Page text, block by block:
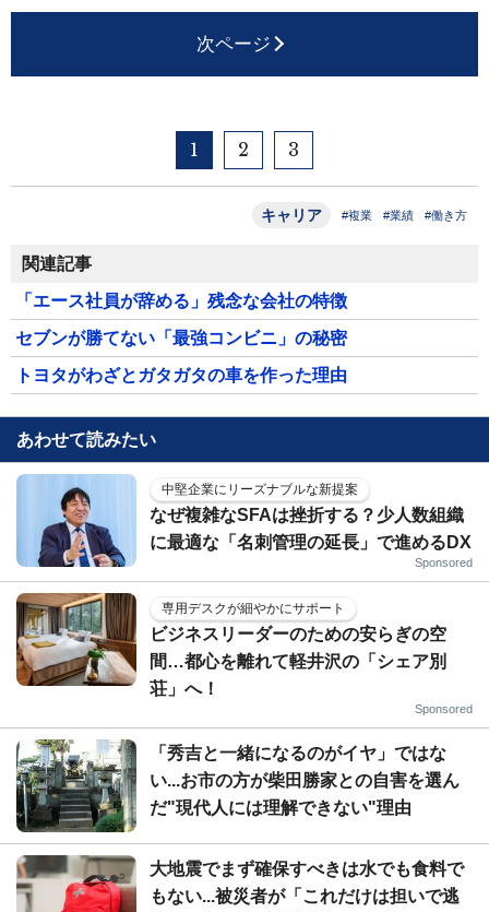
次ページ
1 2 3
キャリア #複業 #業績 #働き方
関連記事
「エース社員が辞める」残念な会社の特徴
セブンが勝てない「最強コンビニ」の秘密
トヨタがわざとガタガタの車を作った理由
あわせて読みたい
中堅企業にリーズナブルな新提案
なぜ複雑なSFAは挫折する？少人数組織
に最適な「名刺管理の延長」で進めるDX
Sponsored
専用デスクが細やかにサポート
ビジネスリーダーのための安らぎの空
間…都心を離れて軽井沢の「シェア別
荘」へ！
Sponsored
「秀吉と一緒になるのがイヤ」ではな
い...お市の方が柴田勝家との自害を選ん
だ"現代人には理解できない"理由
大地震でまず確保すべきは水でも食料で
もない...被災者が「これだけは担いで逃